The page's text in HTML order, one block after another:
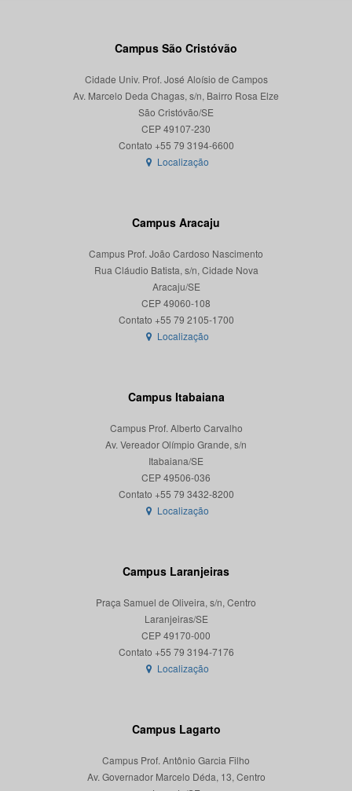
Campus São Cristóvão
Cidade Univ. Prof. José Aloísio de Campos
Av. Marcelo Deda Chagas, s/n, Bairro Rosa Elze
São Cristóvão/SE
CEP 49107-230
Localização
Campus Aracaju
Campus Prof. João Cardoso Nascimento
Rua Cláudio Batista, s/n, Cidade Nova
Aracaju/SE
CEP 49060-108
Localização
Campus Itabaiana
Campus Prof. Alberto Carvalho
Av. Vereador Olímpio Grande, s/n
Itabaiana/SE
CEP 49506-036
Localização
Campus Laranjeiras
Praça Samuel de Oliveira, s/n, Centro
Laranjeiras/SE
CEP 49170-000
Localização
Campus Lagarto
Campus Prof. Antônio Garcia Filho
Av. Governador Marcelo Déda, 13, Centro